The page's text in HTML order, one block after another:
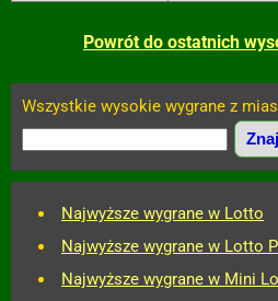
Powrót do ostatnich
Wszystkie wysokie wygrane z
Najwyższe wygrane w Lotto
Najwyższe wygrane w Lotto
Najwyższe wygrane w Mini